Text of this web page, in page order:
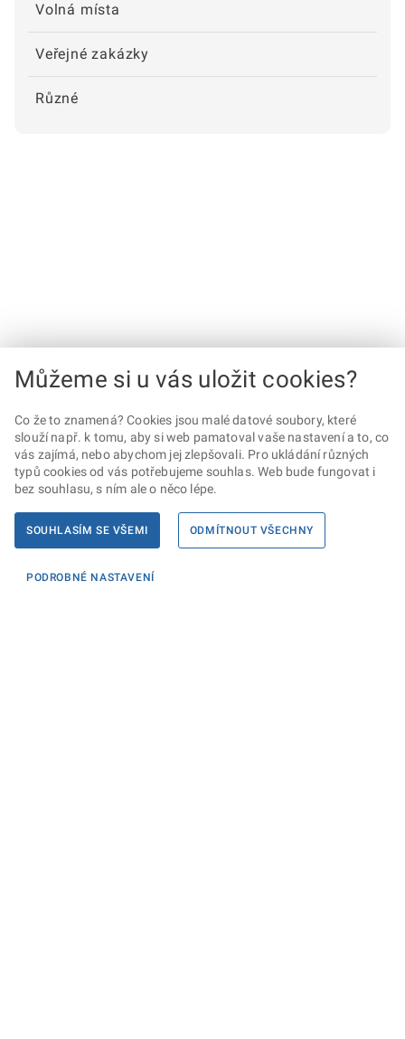
Volná místa
Veřejné zakázky
Různé
Můžeme si u vás uložit cookies?
Co že to znamená? Cookies jsou malé datové soubory, které
slouží např. k tomu, aby si web pamatoval vaše nastavení a to, co
vás zajímá, nebo abychom jej zlepšovali. Pro ukládání různých
typů cookies od vás potřebujeme souhlas. Web bude fungovat i
bez souhlasu, s ním ale o něco lépe.
SOUHLASÍM SE VŠEMI ODMÍTNOUT VŠECHNY
PODROBNÉ NASTAVENÍ